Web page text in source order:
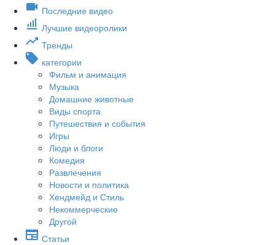
Последние видео
Лучшие видеоролики
Тренды
категории
Фильм и анимация
Музыка
Домашние животные
Виды спорта
Путешествия и события
Игры
Люди и блоги
Комедия
Развлечения
Новости и политика
Хендмейд и Стиль
Некоммерческие
Другой
Статьи